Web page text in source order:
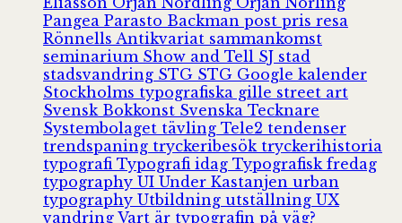
Pangea Parasto Backman post pris resa
Rönnells Antikvariat sammankomst
seminarium Show and Tell SJ stad
stadsvandring STG STG Google kalender
Stockholms typografiska gille street art
Svensk Bokkonst Svenska Tecknare
Systembolaget tävling Tele2 tendenser
trendspaning tryckeribesök tryckerihistoria
typografi Typografi idag Typografisk fredag
typography UI Under Kastanjen urban
typography Utbildning utställning UX
vandring Vart är typografin på väg?